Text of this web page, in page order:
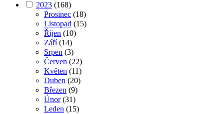
2023 (168)
Prosinec (18)
Listopad (15)
Říjen (10)
Září(14)
Srpen (3)
Červen (22)
Květen (11)
Duben (20)
Březen (9)
Únor(31)
Leden (15)